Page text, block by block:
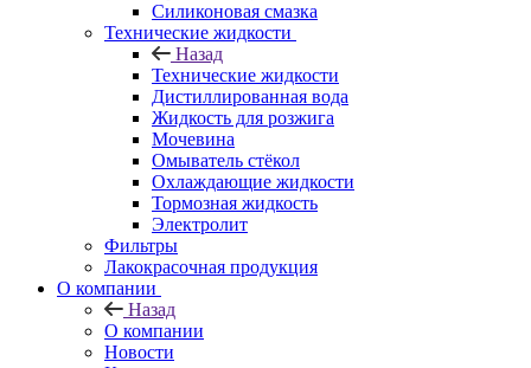
Силиконовая смазка
Технические жидкости
Назад
Технические жидкости
Дистиллированная вода
Жидкость для розжига
Мочевина
Омыватель стёкол
Охлаждающие жидкости
Тормозная жидкость
Электролит
Фильтры
Лакокрасочная продукция
О компании
Назад
О компании
Новости